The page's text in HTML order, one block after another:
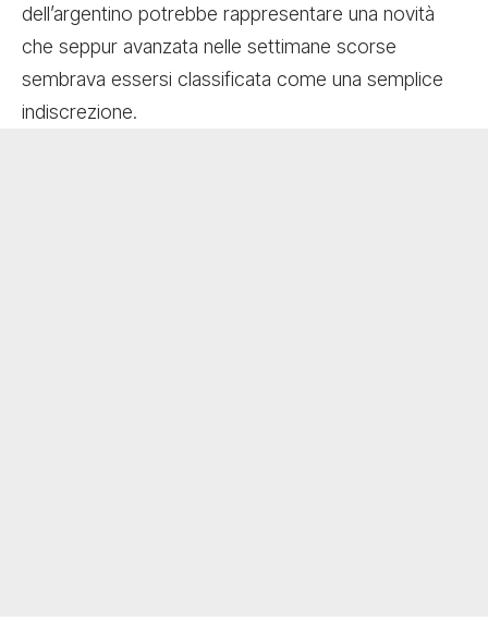
dell’argentino potrebbe rappresentare una novità
che seppur avanzata nelle settimane scorse
sembrava essersi classificata come una semplice
indiscrezione.